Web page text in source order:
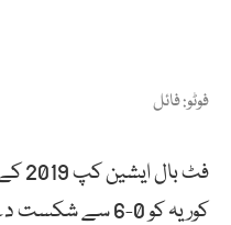
فوٹو: فائل
فٹ
کوریہ کو 0-6 سے شکست دے دی۔